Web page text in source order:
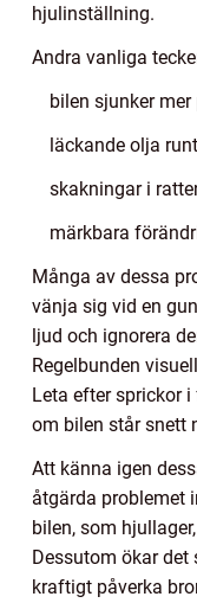
hjulinställning.
Andra vanliga
bilen sjunker
läckande olja
skakningar i
märkbara
Många av dessa
vänja sig vid en
ljud och ignorera
Regelbunden
Leta efter sprickor
om bilen står snett
Att känna igen
åtgärda problemet
bilen, som
Dessutom ökar
kraftigt påverka